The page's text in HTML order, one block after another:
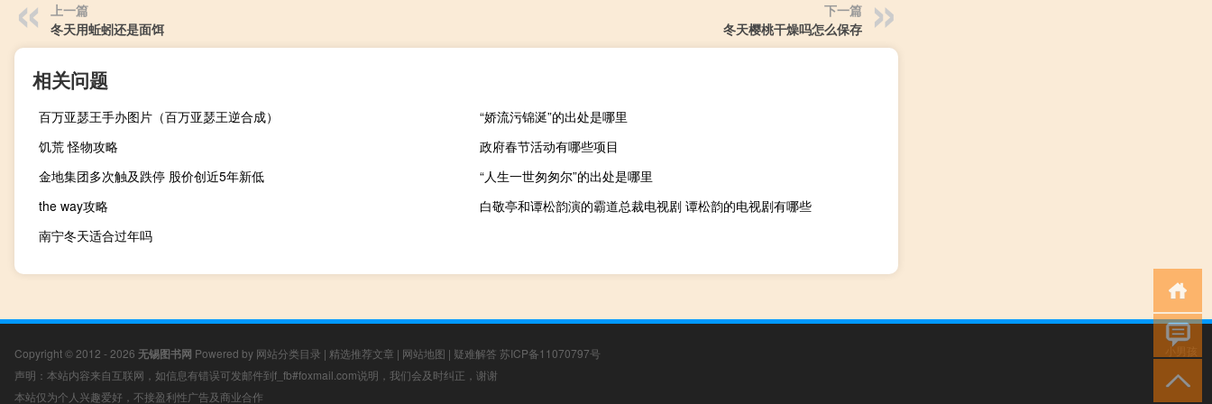
上一篇
冬天用蚯蚓还是面饵
下一篇
冬天樱桃干燥吗怎么保存
相关问题
百万亚瑟王手办图片（百万亚瑟王逆合成）
“娇流污锦涎”的出处是哪里
饥荒 怪物攻略
政府春节活动有哪些项目
金地集团多次触及跌停 股价创近5年新低
“人生一世匆匆尔”的出处是哪里
the way攻略
白敬亭和谭松韵演的霸道总裁电视剧 谭松韵的电视剧有哪些
南宁冬天适合过年吗
Copyright © 2012 - 2026 无锡图书网 Powered by 网站分类目录 | 精选推荐文章 | 网站地图 | 疑难解答 苏ICP备11070797号
声明：本站内容来自互联网，如信息有错误可发邮件到f_fb#foxmail.com说明，我们会及时纠正，谢谢
本站仅为个人兴趣爱好，不接盈利性广告及商业合作
小男孩